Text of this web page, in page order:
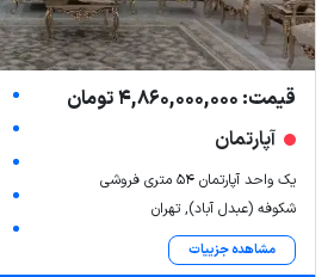
قیمت: 4,860,000,000 تومان
آپارتمان
یک واحد آپارتمان ۵۴ متری فروشی
شکوفه (عبدل آباد), تهران
مشاهده جزییات